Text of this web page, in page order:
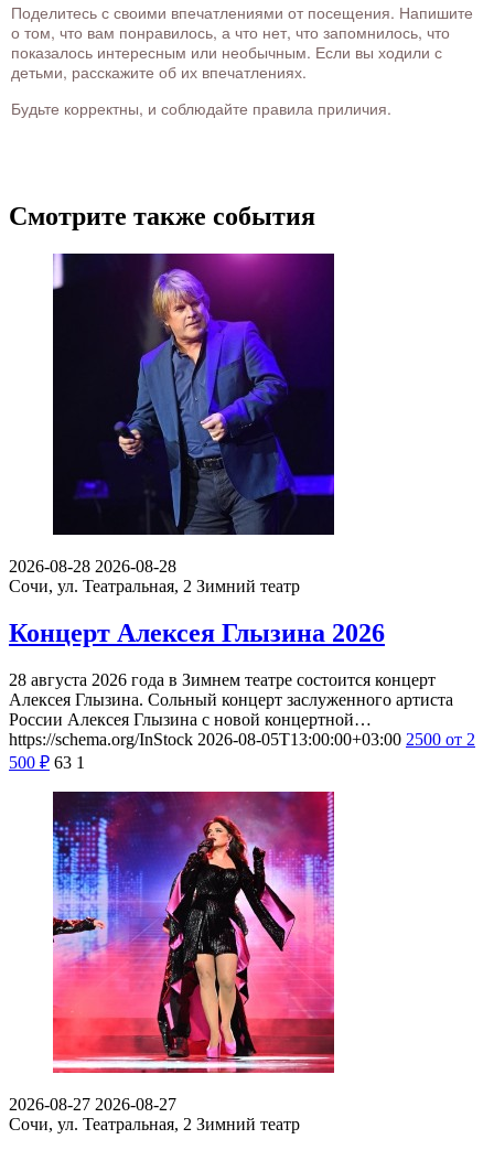
Поделитесь с своими впечатлениями от посещения. Напишите
о том, что вам понравилось, а что нет, что запомнилось, что
показалось интересным или необычным. Если вы ходили с
детьми, расскажите об их впечатлениях.
Будьте корректны, и соблюдайте правила приличия.
Смотрите также события
2026-08-28 2026-08-28
Сочи, ул. Театральная, 2 Зимний театр
Концерт Алексея Глызина 2026
28 августа 2026 года в Зимнем театре состоится концерт
Алексея Глызина. Сольный концерт заслуженного артиста
России Алексея Глызина с новой концертной…
https://schema.org/InStock 2026-08-05T13:00:00+03:00 2500 от 2
500 ₽ 63 1
2026-08-27 2026-08-27
Сочи, ул. Театральная, 2 Зимний театр